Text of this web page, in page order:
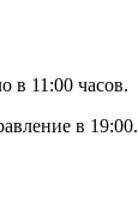
в 11:00 часов.
в 19:00.